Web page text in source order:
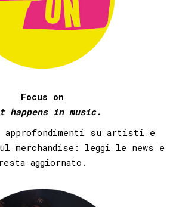
Focus on
happens in music.
approfondimenti su artisti e
merchandise: leggi le news e
resta aggiornato.